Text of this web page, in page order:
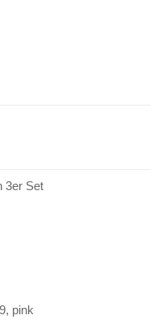
3er Set
pink